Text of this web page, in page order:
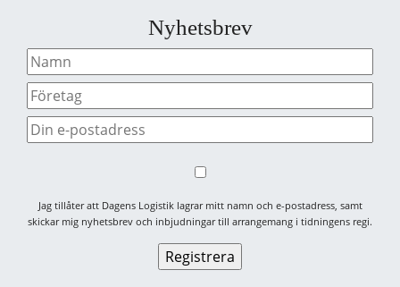
Nyhetsbrev
Jag tillåter att Dagens Logistik lagrar mitt namn och e-postadress, samt
skickar mig nyhetsbrev och inbjudningar till arrangemang i tidningens regi.